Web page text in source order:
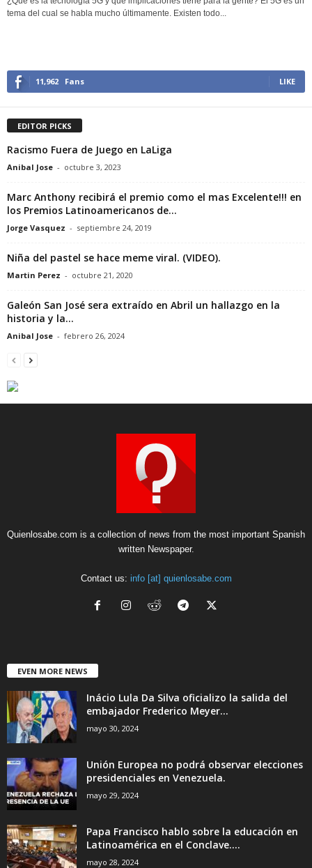
tema del cual se habla mucho últimamente. Existen todo...
11,962 Fans LIKE
EDITOR PICKS
Racismo Fuera de Juego en LaLiga
Anibal Jose - octubre 3, 2023
Marc Anthony recibirá el premio como el mas Excelente!!! en
los Premios Latinoamericanos de...
Jorge Vasquez - septiembre 24, 2019
Niña del pastel se hace meme viral. (VIDEO).
Martin Perez - octubre 21, 2020
Galeón San José sera extraído en Abril un hallazgo en la
historia y la...
Anibal Jose - febrero 26, 2024
Quienlosabe.com is a collection of news from the most important Spanish
written Newspaper.
Contact us: info [at] quienlosabe.com
EVEN MORE NEWS
Inácio Lula Da Silva oficializo la salida del
embajador Frederico Meyer...
mayo 30, 2024
Unión Europea no podrá observar elecciones
presidenciales en Venezuela.
mayo 29, 2024
Papa Francisco hablo sobre la educación en
Latinoamérica en el Conclave....
mayo 28, 2024